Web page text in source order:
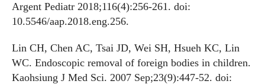
Argent Pediatr 2018;116(4):256-261. doi:
10.5546/aap.2018.eng.256.
Lin CH, Chen AC, Tsai JD, Wei SH, Hsueh KC, Lin
WC. Endoscopic removal of foreign bodies in children.
Kaohsiung J Med Sci. 2007 Sep;23(9):447-52. doi: